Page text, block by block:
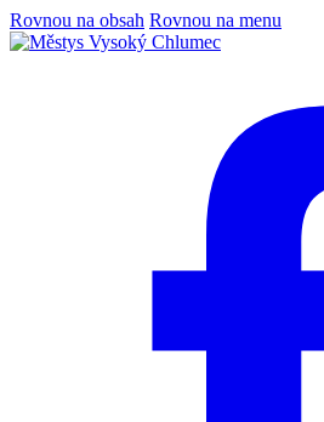
Rovnou na obsah Rovnou na menu